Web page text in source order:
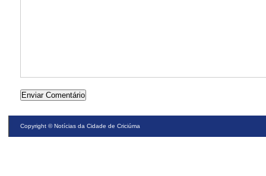
Copyright ©Notícias da Cidade de Criciúma